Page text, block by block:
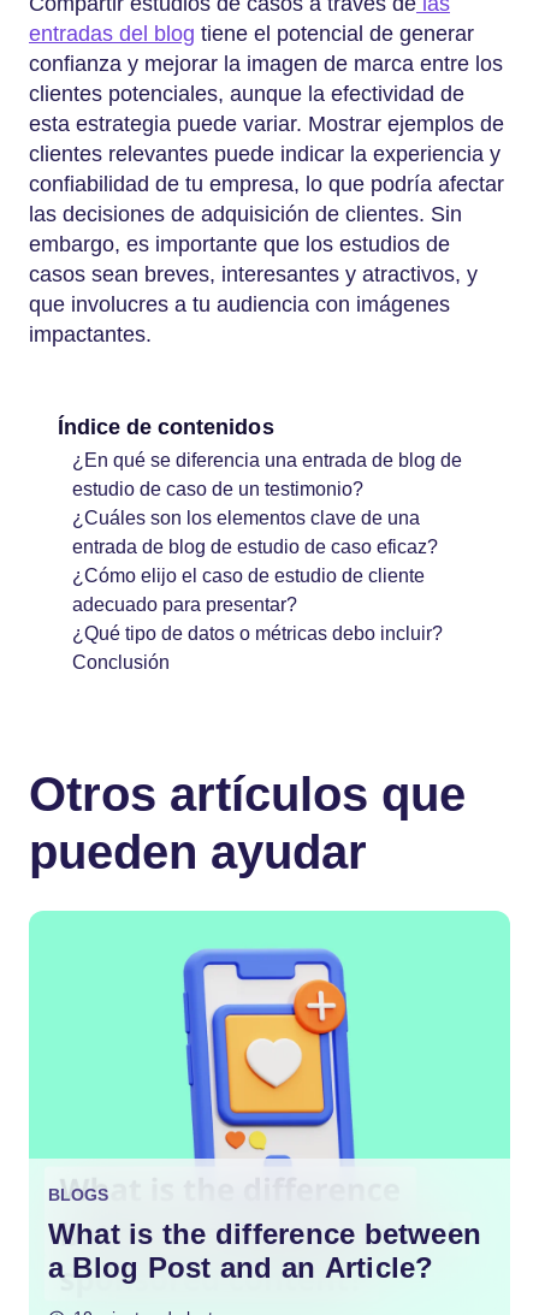
entradas del blog tiene el potencial de generar
confianza y mejorar la imagen de marca entre los
clientes potenciales, aunque la efectividad de
esta estrategia puede variar. Mostrar ejemplos de
clientes relevantes puede indicar la experiencia y
confiabilidad de tu empresa, lo que podría afectar
las decisiones de adquisición de clientes. Sin
embargo, es importante que los estudios de
casos sean breves, interesantes y atractivos, y
que involucres a tu audiencia con imágenes
impactantes.
Índice de contenidos
¿En qué se diferencia una entrada de blog de
estudio de caso de un testimonio?
¿Cuáles son los elementos clave de una
entrada de blog de estudio de caso eficaz?
¿Cómo elijo el caso de estudio de cliente
adecuado para presentar?
¿Qué tipo de datos o métricas debo incluir?
Conclusión
Otros artículos que
pueden ayudar
BLOGS
What is the difference between
a Blog Post and an Article?